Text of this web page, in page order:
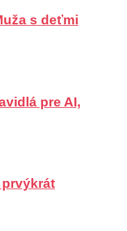
s deťmi
pre AI,